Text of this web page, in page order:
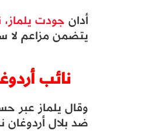
أدانجودت
يتضمن مزاعم لا
نائب
وقال يلماز عبر
ضد بلال